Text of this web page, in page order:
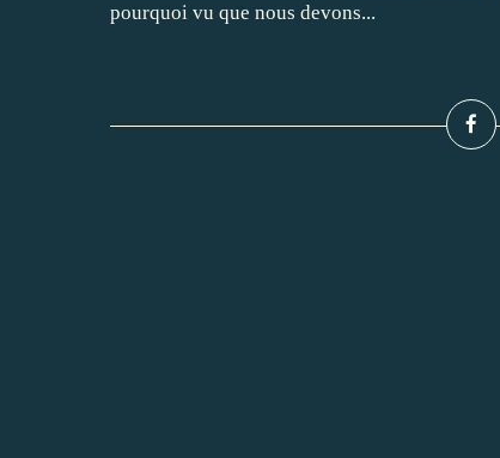
pourquoi vu que nous devons...